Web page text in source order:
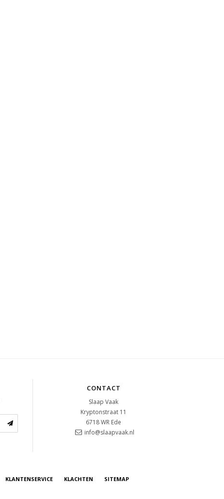
CONTACT
Slaap Vaak
Kryptonstraat 11
6718 WR Ede
info@slaapvaak.nl
KLANTENSERVICE KLACHTEN SITEMAP